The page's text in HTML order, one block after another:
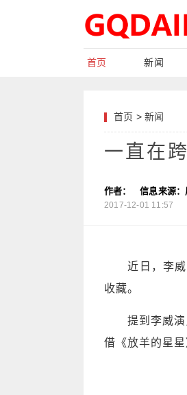
首页 新闻
首页 >新闻
一直在
作者： 信息来源
2017-12-01 11:57
近日，李威在
收藏。
提到李威演员
借《放羊的星